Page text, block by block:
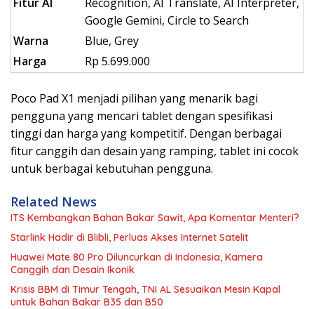
Google Gemini, Circle to Search
Warna
Blue, Grey
Harga
Rp 5.699.000
Poco Pad X1 menjadi pilihan yang menarik bagi
pengguna yang mencari tablet dengan spesifikasi
tinggi dan harga yang kompetitif. Dengan berbagai
fitur canggih dan desain yang ramping, tablet ini cocok
untuk berbagai kebutuhan pengguna.
Related News
ITS Kembangkan Bahan Bakar Sawit, Apa Komentar Menteri?
Starlink Hadir di Blibli, Perluas Akses Internet Satelit
Huawei Mate 80 Pro Diluncurkan di Indonesia, Kamera
Canggih dan Desain Ikonik
Krisis BBM di Timur Tengah, TNI AL Sesuaikan Mesin Kapal
untuk Bahan Bakar B35 dan B50